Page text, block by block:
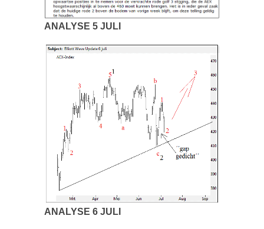
ANALYSE 5 JULI
ANALYSE 6 JULI